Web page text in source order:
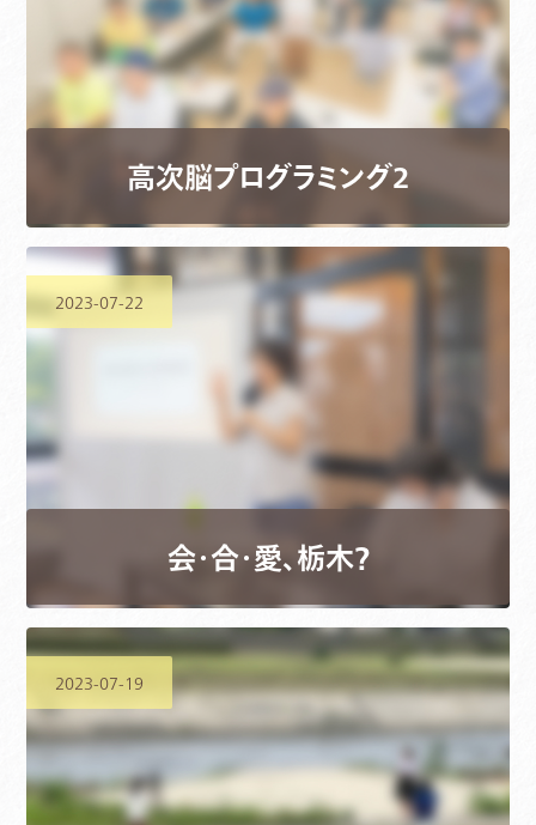
高次脳プログラミング2
会・合・愛、栃木？
2023-07-22
2023-07-19